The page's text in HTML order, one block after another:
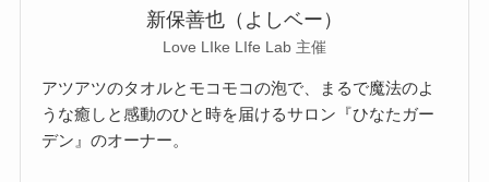
新保善也（よしベー）
Love LIke LIfe Lab 主催
アツアツのタオルとモコモコの泡で、まるで魔法のよ
うな癒しと感動のひと時を届けるサロン『ひなたガー
デン』のオーナー。